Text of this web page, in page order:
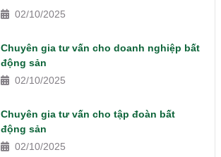
02/10/2025
Chuyên gia tư vấn cho doanh nghiệp bất
động sản
02/10/2025
Chuyên gia tư vấn cho tập đoàn bất
động sản
02/10/2025